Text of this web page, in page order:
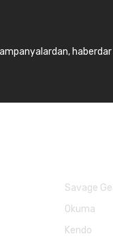
Savage
Okuma
Kendo